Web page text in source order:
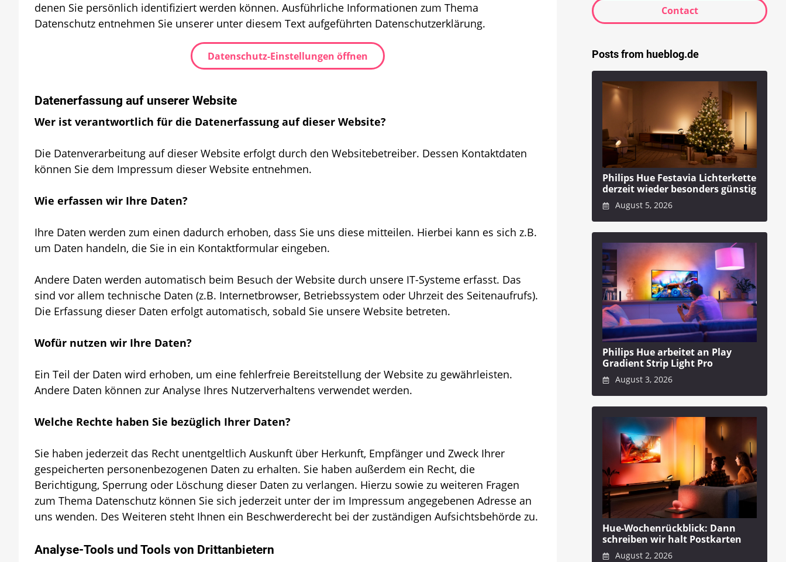
denen Sie persönlich identifiziert werden können. Ausführliche Informationen zum Thema
Datenschutz entnehmen Sie unserer unter diesem Text aufgeführten Datenschutzerklärung.
Datenschutz-Einstellungen öffnen
Datenerfassung auf unserer Website
Wer ist verantwortlich für die Datenerfassung auf dieser Website?
Die Datenverarbeitung auf dieser Website erfolgt durch den Websitebetreiber. Dessen Kontaktdaten
können Sie dem Impressum dieser Website entnehmen.
Wie erfassen wir Ihre Daten?
Ihre Daten werden zum einen dadurch erhoben, dass Sie uns diese mitteilen. Hierbei kann es sich z.B.
um Daten handeln, die Sie in ein Kontaktformular eingeben.
Andere Daten werden automatisch beim Besuch der Website durch unsere IT-Systeme erfasst. Das
sind vor allem technische Daten (z.B. Internetbrowser, Betriebssystem oder Uhrzeit des Seitenaufrufs).
Die Erfassung dieser Daten erfolgt automatisch, sobald Sie unsere Website betreten.
Wofür nutzen wir Ihre Daten?
Ein Teil der Daten wird erhoben, um eine fehlerfreie Bereitstellung der Website zu gewährleisten.
Andere Daten können zur Analyse Ihres Nutzerverhaltens verwendet werden.
Welche Rechte haben Sie bezüglich Ihrer Daten?
Sie haben jederzeit das Recht unentgeltlich Auskunft über Herkunft, Empfänger und Zweck Ihrer
gespeicherten personenbezogenen Daten zu erhalten. Sie haben außerdem ein Recht, die
Berichtigung, Sperrung oder Löschung dieser Daten zu verlangen. Hierzu sowie zu weiteren Fragen
zum Thema Datenschutz können Sie sich jederzeit unter der im Impressum angegebenen Adresse an
uns wenden. Des Weiteren steht Ihnen ein Beschwerderecht bei der zuständigen Aufsichtsbehörde zu.
Analyse-Tools und Tools von Drittanbietern
Contact
Posts from hueblog.de
Philips Hue Festavia Lichterkette
derzeit wieder besonders günstig
August 5, 2026
Philips Hue arbeitet an Play
Gradient Strip Light Pro
August 3, 2026
Hue-Wochenrückblick: Dann
schreiben wir halt Postkarten
August 2, 2026